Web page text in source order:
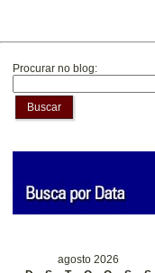
Procurar no blog:
Buscar
agosto 2026